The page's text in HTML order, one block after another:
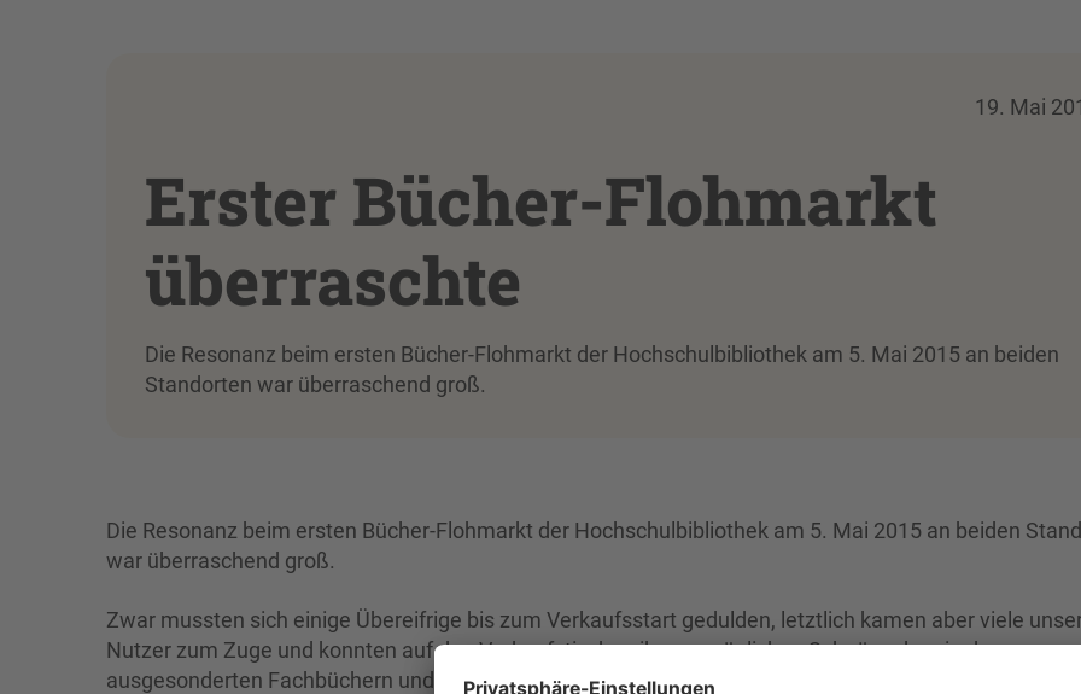
19. Mai
Erster Bücher-Flohmarkt
überraschte
Die Resonanz beim ersten Bücher-Flohmarkt der Hochschulbibliothek am 5. Mai 2015 an beiden
Standorten war überraschend groß.
Die Resonanz beim ersten Bücher-Flohmarkt der Hochschulbibliothek am 5. Mai 2015 an beiden
war überraschend groß.
Zwar mussten sich einige Übereifrige bis zum Verkaufsstart gedulden, letztlich kamen aber viele
Nutzer zum Zuge und konnten auf den Verkaufstischen ihre persönlichen Schnäppchen in den
ausgesonderten Fachbüchern und anderen Medien finden. Am Ende konnten durch die Flohmärkte an